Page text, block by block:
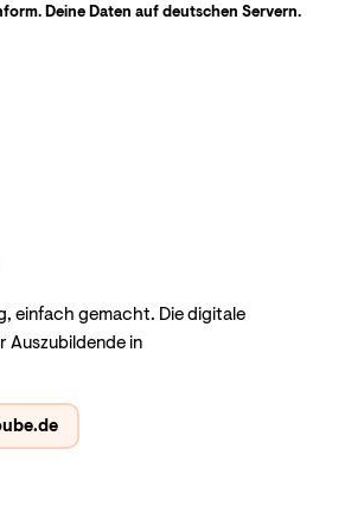
Deine Daten auf deutschen Servern.
einfach gemacht. Die digitale
Auszubildende in